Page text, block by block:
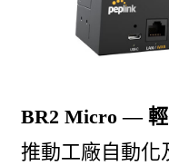
BR2 Micro — 輕
推動工廠自動化